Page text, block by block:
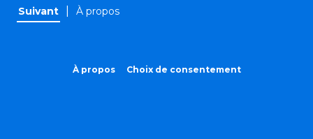
Suivant À propos
À propos Choix de consentement